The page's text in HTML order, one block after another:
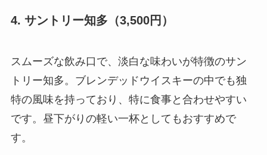
4. サントリー知多（3,500円）
スムーズな飲み口で、淡白な味わいが特徴のサン
トリー知多。ブレンデッドウイスキーの中でも独
特の風味を持っており、特に食事と合わせやすい
です。昼下がりの軽い一杯としてもおすすめで
す。